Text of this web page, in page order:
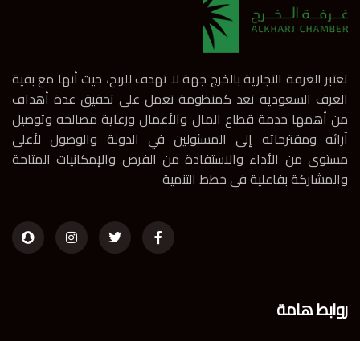
تعتبر الغرفة التجارية بالخرج جهة لا تهدف للربح، حيث أنها مع بقية
الغرف السعودية تعد كمنظومة تعمل على تحقيق عدة أهداف
من أهمها خدمة قطاع المال والأعمال ورعاية مصالحه وتوصيل
آرائه ومقترحاته إلى المسئولين في الدولة والوصول لأعلى
مستوى من الأداء والاستفادة من الفرص والإمكانيات المتاحة
والمشاركة بفاعلية في خطط التنمية
روابط هامة